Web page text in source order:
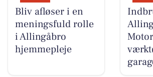
Bliv afløser i en
meningsfuld rolle
i Allingåbro
hjemmepleje